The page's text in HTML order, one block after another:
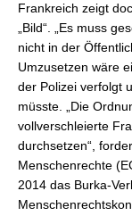
Frankreich zeigt
„Bild“. „Es muss
nicht in der
Umzusetzen wäre
der Polizei verfolgt
müsste. „Die
vollverschleierte
durchsetzen“,
Menschenrechte
2014 das Burka-